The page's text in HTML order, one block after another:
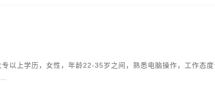
以上学历，女性，年龄22-35岁之间，熟悉电脑操作，工作态